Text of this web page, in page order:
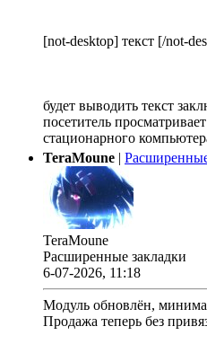
[not-desktop] текст [/not-
будет выводить текст
посетитель
стационарного
TeraMoune |
TeraMoune
Расширенные закладки
6-07-2026, 11:18
Модуль обновлён,
Продажа теперь без